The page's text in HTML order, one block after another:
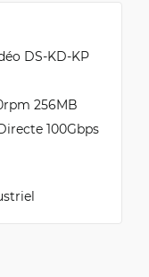
DS-KD-KP
256MB
100Gbps